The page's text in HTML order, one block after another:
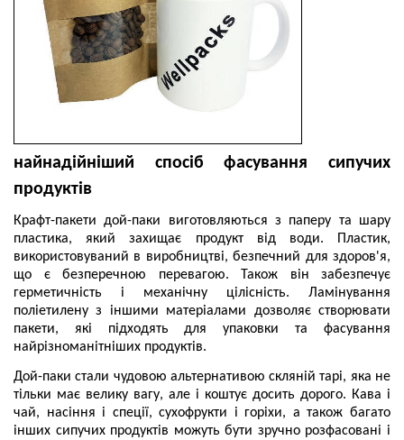
найнадійніший спосіб фасування сипучих
продуктів
Крафт-пакети дой-паки виготовляються з паперу та шару
пластика, який захищає продукт від води. Пластик,
використовуваний в виробництві, безпечний для здоров'я,
що є безперечною перевагою. Також він забезпечує
герметичність і механічну цілісність. Ламінування
поліетилену з іншими матеріалами дозволяє створювати
пакети, які підходять для упаковки та фасування
найрізноманітніших продуктів.
Дой-паки стали чудовою альтернативою скляній тарі, яка не
тільки має велику вагу, але і коштує досить дорого. Кава і
чай, насіння і спеції, сухофрукти і горіхи, а також багато
інших сипучих продуктів можуть бути зручно розфасовані і